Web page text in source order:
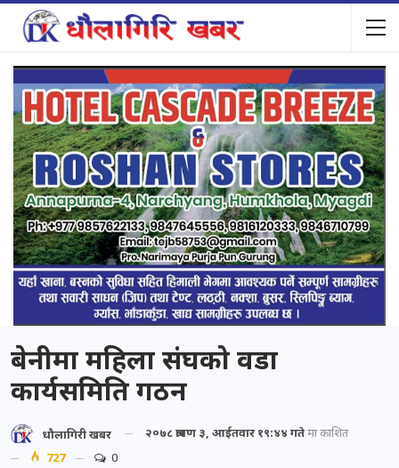
बेनीमा महिला संघको वडा
कार्यसमिति गठन
धौलागिरी खबर २०७८ श्रावण ३, आईतवार १९:४४ गतेमा प्रकाशित
727
0